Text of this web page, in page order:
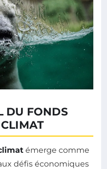
DU FONDS
émerge comme
défis économiques